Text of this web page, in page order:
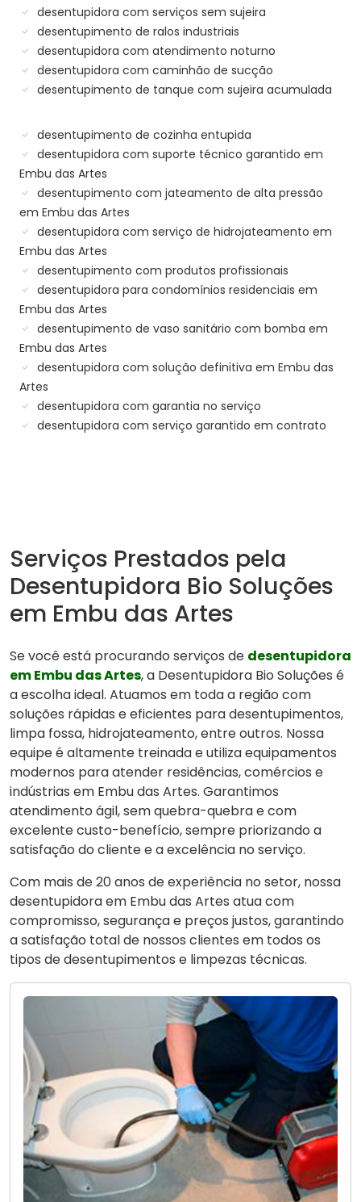
desentupidora com serviços sem sujeira
desentupimento de ralos industriais
desentupidora com atendimento noturno
desentupidora com caminhão de sucção
desentupimento de tanque com sujeira acumulada
desentupimento de cozinha entupida
desentupidora com suporte técnico garantido em
Embu das Artes
desentupimento com jateamento de alta pressão
em Embu das Artes
desentupidora com serviço de hidrojateamento em
Embu das Artes
desentupimento com produtos profissionais
desentupidora para condomínios residenciais em
Embu das Artes
desentupimento de vaso sanitário com bomba em
Embu das Artes
desentupidora com solução definitiva em Embu das
Artes
desentupidora com garantia no serviço
desentupidora com serviço garantido em contrato
Serviços Prestados pela
Desentupidora Bio Soluções
em Embu das Artes
Se você está procurando serviços de desentupidora
em Embu das Artes, a Desentupidora Bio Soluções é
a escolha ideal. Atuamos em toda a região com
soluções rápidas e eficientes para desentupimentos,
limpa fossa, hidrojateamento, entre outros. Nossa
equipe é altamente treinada e utiliza equipamentos
modernos para atender residências, comércios e
indústrias em Embu das Artes. Garantimos
atendimento ágil, sem quebra-quebra e com
excelente custo-benefício, sempre priorizando a
satisfação do cliente e a excelência no serviço.
Com mais de 20 anos de experiência no setor, nossa
desentupidora em Embu das Artes atua com
compromisso, segurança e preços justos, garantindo
a satisfação total de nossos clientes em todos os
tipos de desentupimentos e limpezas técnicas.